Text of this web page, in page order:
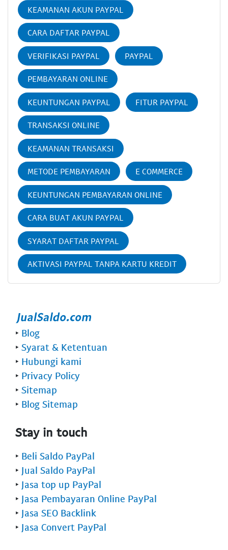
KEAMANAN AKUN PAYPAL
CARA DAFTAR PAYPAL
VERIFIKASI PAYPAL PAYPAL
PEMBAYARAN ONLINE
KEUNTUNGAN PAYPAL FITUR PAYPAL
TRANSAKSI ONLINE
KEAMANAN TRANSAKSI
METODE PEMBAYARAN E COMMERCE
KEUNTUNGAN PEMBAYARAN ONLINE
CARA BUAT AKUN PAYPAL
SYARAT DAFTAR PAYPAL
AKTIVASI PAYPAL TANPA KARTU KREDIT
‣ Blog
‣ Syarat & Ketentuan
‣ Hubungi kami
‣ Privacy Policy
‣ Sitemap
‣ Blog Sitemap
Stay in touch
‣ Beli Saldo PayPal
‣ Jual Saldo PayPal
‣ Jasa top up PayPal
‣ Jasa Pembayaran Online PayPal
‣ Jasa SEO Backlink
‣ Jasa Convert PayPal